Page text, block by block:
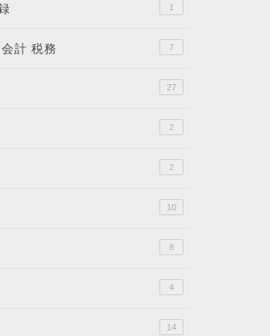
1
計 税務 7
27
2
2
10
8
4
14